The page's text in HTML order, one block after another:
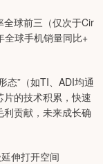
球前三（仅次于Cir
全球手机销量同比+
态”（如TI、ADI均通
的技术积累，快速
贡献，未来成长确
伸打开空间